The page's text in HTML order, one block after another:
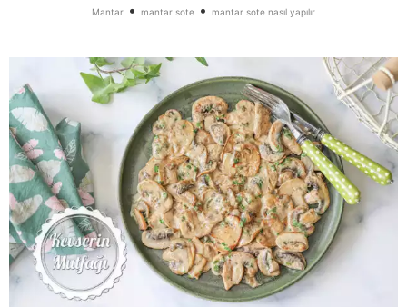
Mantar • mantar sote • mantar sote nasıl yapılır